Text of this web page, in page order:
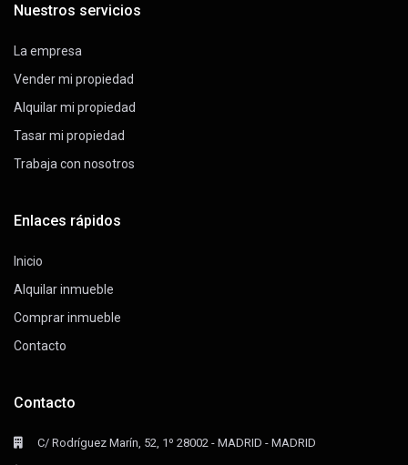
Nuestros servicios
La empresa
Vender mi propiedad
Alquilar mi propiedad
Tasar mi propiedad
Trabaja con nosotros
Enlaces rápidos
Inicio
Alquilar inmueble
Comprar inmueble
Contacto
Contacto
C/ Rodríguez Marín, 52, 1º 28002 - MADRID - MADRID